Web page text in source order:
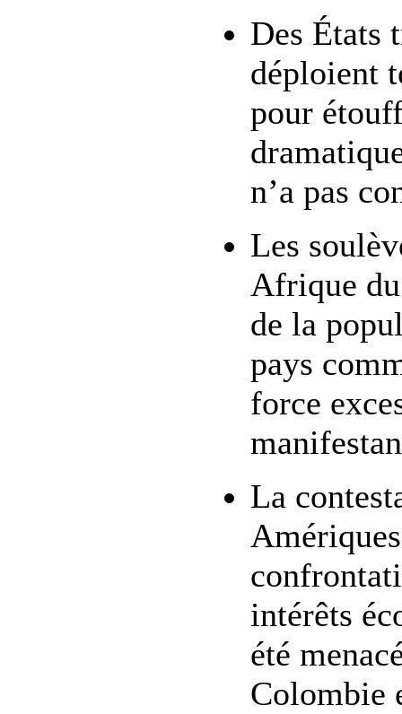
Des États
déploient
pour
n’a pas
Les
Afrique
de la
pays
force
La
intérêts
été
Colombie